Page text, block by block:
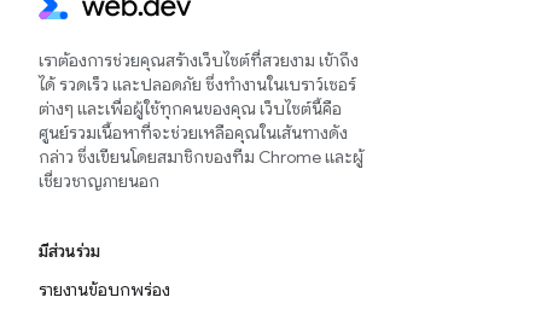
เราต้องการช่วยคุณสร้างเว็บไซต์ที่สวยงาม เข้าถึง
ได้ รวดเร็ว และปลอดภัย ซึ่งทำงานในเบราว์เซอร์
ต่างๆ และเพื่อผู้ใช้ทุกคนของคุณ เว็บไซต์นี้คือ
ศูนย์รวมเนื้อหาที่จะช่วยเหลือคุณในเส้นทางดัง
กล่าว ซึ่งเขียนโดยสมาชิกของทีม Chrome และผู้
เชี่ยวชาญภายนอก
มีส่วนร่วม
รายงานข้อบกพร่อง